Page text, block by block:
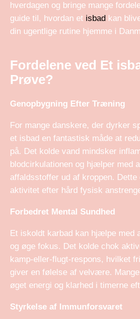
hverdagen og bringe mange
guide til, hvordan et isbad kan
din ugentlige rutine hjemme i
Fordelene ved Et
Prøve?
Genopbygning Efter Træning
For mange danskere, der dyrker
et isbad en fantastisk måde at
på. Det kolde vand mindsker
blodcirkulationen og hjælper med
affaldsstoffer ud af kroppen.
aktivitet efter hård fysisk
Forbedret Mental Sundhed
Et iskoldt karbad kan hjælpe med
og øge fokus. Det kolde chok
kamp-eller-flugt-respons, hvilket
giver en følelse af velvære.
øget energi og klarhed i timerne
Styrkelse af Immunforsvaret